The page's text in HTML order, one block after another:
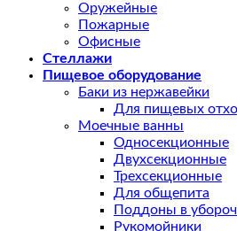
Оружейные
Пожарные
Офисные
Стеллажи
Пищевое оборудование
Баки из нержавейки
Для пищевых
Моечные ванны
Односекционные
Двухсекционные
Трехсекционные
Для общепита
Поддоны в
Рукомойники